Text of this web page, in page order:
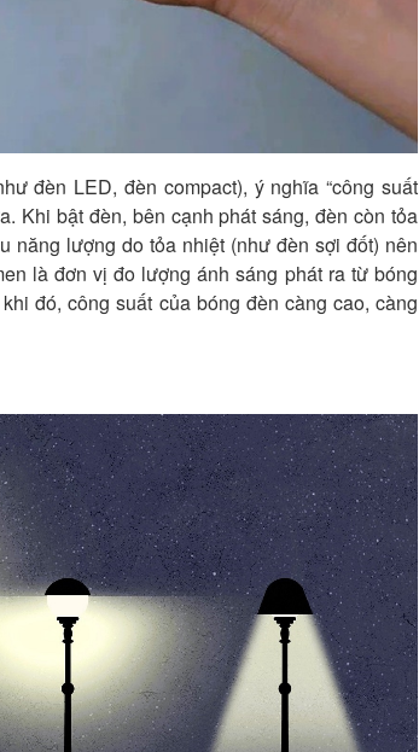
đèn LED, đèn compact), ý nghĩa “công suất
Khi bật đèn, bên cạnh phát sáng, đèn còn tỏa
năng lượng do tỏa nhiệt (như đèn sợi đốt) nên
là đơn vị đo lượng ánh sáng phát ra từ bóng
đó, công suất của bóng đèn càng cao, càng